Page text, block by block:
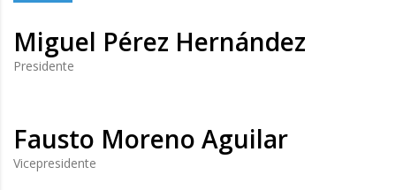
Miguel Pérez Hernández
Presidente
Fausto Moreno Aguilar
Vicepresidente